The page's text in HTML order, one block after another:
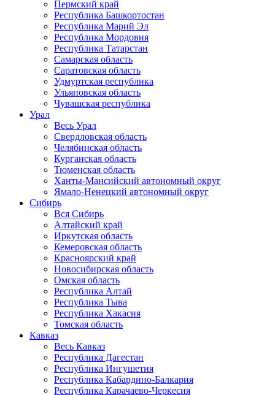
Пермский край
Республика Башкортостан
Республика Марий Эл
Республика Мордовия
Республика Татарстан
Самарская область
Саратовская область
Удмуртская республика
Ульяновская область
Чувашская республика
Урал
Весь Урал
Свердловская область
Челябинская область
Курганская область
Тюменская область
Ханты-Мансийский автономный округ
Ямало-Ненецкий автономный округ
Сибирь
Вся Сибирь
Алтайский край
Иркутская область
Кемеровская область
Красноярский край
Новосибирская область
Омская область
Республика Алтай
Республика Тыва
Республика Хакасия
Томская область
Кавказ
Весь Кавказ
Республика Дагестан
Республика Ингушетия
Республика Кабардино-Балкария
Республика Карачаево-Черкесия